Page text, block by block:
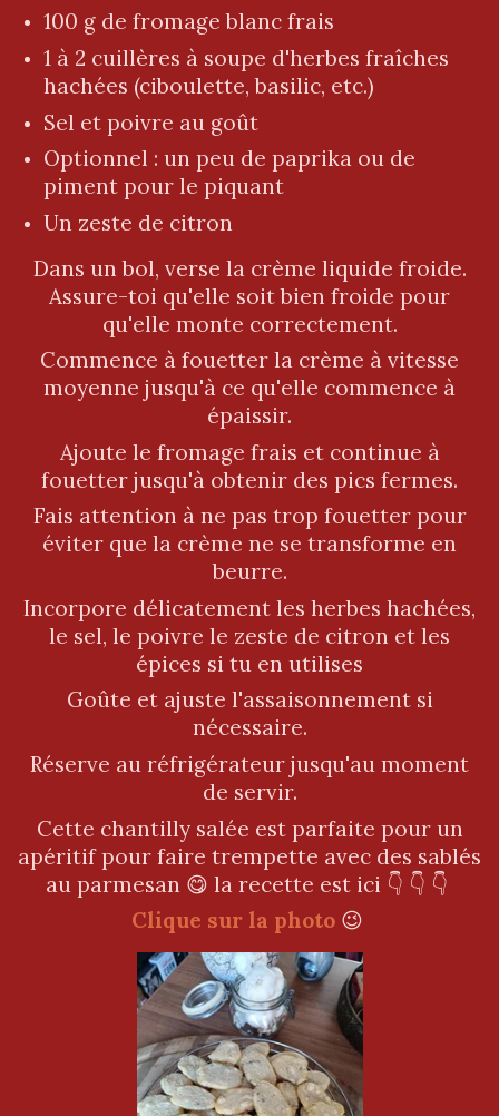
100 g de fromage blanc frais
1 à 2 cuillères à soupe d'herbes fraîches
hachées (ciboulette, basilic, etc.)
Sel et poivre au goût
Optionnel : un peu de paprika ou de
piment pour le piquant
Un zeste de citron
Dans un bol, verse la crème liquide froide.
Assure-toi qu'elle soit bien froide pour
qu'elle monte correctement.
Commence à fouetter la crème à vitesse
moyenne jusqu'à ce qu'elle commence à
épaissir.
Ajoute le fromage frais et continue à
fouetter jusqu'à obtenir des pics fermes.
Fais attention à ne pas trop fouetter pour
éviter que la crème ne se transforme en
beurre.
Incorpore délicatement les herbes hachées,
le sel, le poivre le zeste de citron et les
épices si tu en utilises
Goûte et ajuste l'assaisonnement si
nécessaire.
Réserve au réfrigérateur jusqu'au moment
de servir.
Cette chantilly salée est parfaite pour un
apéritif pour faire trempette avec des sablés
au parmesan 😋 la recette est ici 👇 👇 👇
Clique sur la photo 😉